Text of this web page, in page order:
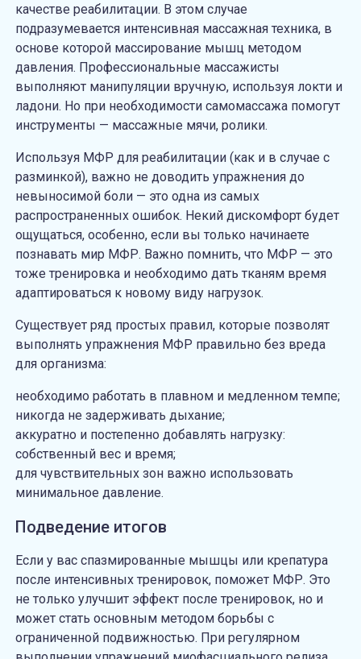
качестве реабилитации. В этом случае
подразумевается интенсивная массажная техника, в
основе которой массирование мышц методом
давления. Профессиональные массажисты
выполняют манипуляции вручную, используя локти и
ладони. Но при необходимости самомассажа помогут
инструменты — массажные мячи, ролики.
Используя МФР для реабилитации (как и в случае с
разминкой), важно не доводить упражнения до
невыносимой боли — это одна из самых
распространенных ошибок. Некий дискомфорт будет
ощущаться, особенно, если вы только начинаете
познавать мир МФР. Важно помнить, что МФР — это
тоже тренировка и необходимо дать тканям время
адаптироваться к новому виду нагрузок.
Существует ряд простых правил, которые позволят
выполнять упражнения МФР правильно без вреда
для организма:
необходимо работать в плавном и медленном темпе;
никогда не задерживать дыхание;
аккуратно и постепенно добавлять нагрузку:
собственный вес и время;
для чувствительных зон важно использовать
минимальное давление.
Подведение итогов
Если у вас спазмированные мышцы или крепатура
после интенсивных тренировок, поможет МФР. Это
не только улучшит эффект после тренировок, но и
может стать основным методом борьбы с
ограниченной подвижностью. При регулярном